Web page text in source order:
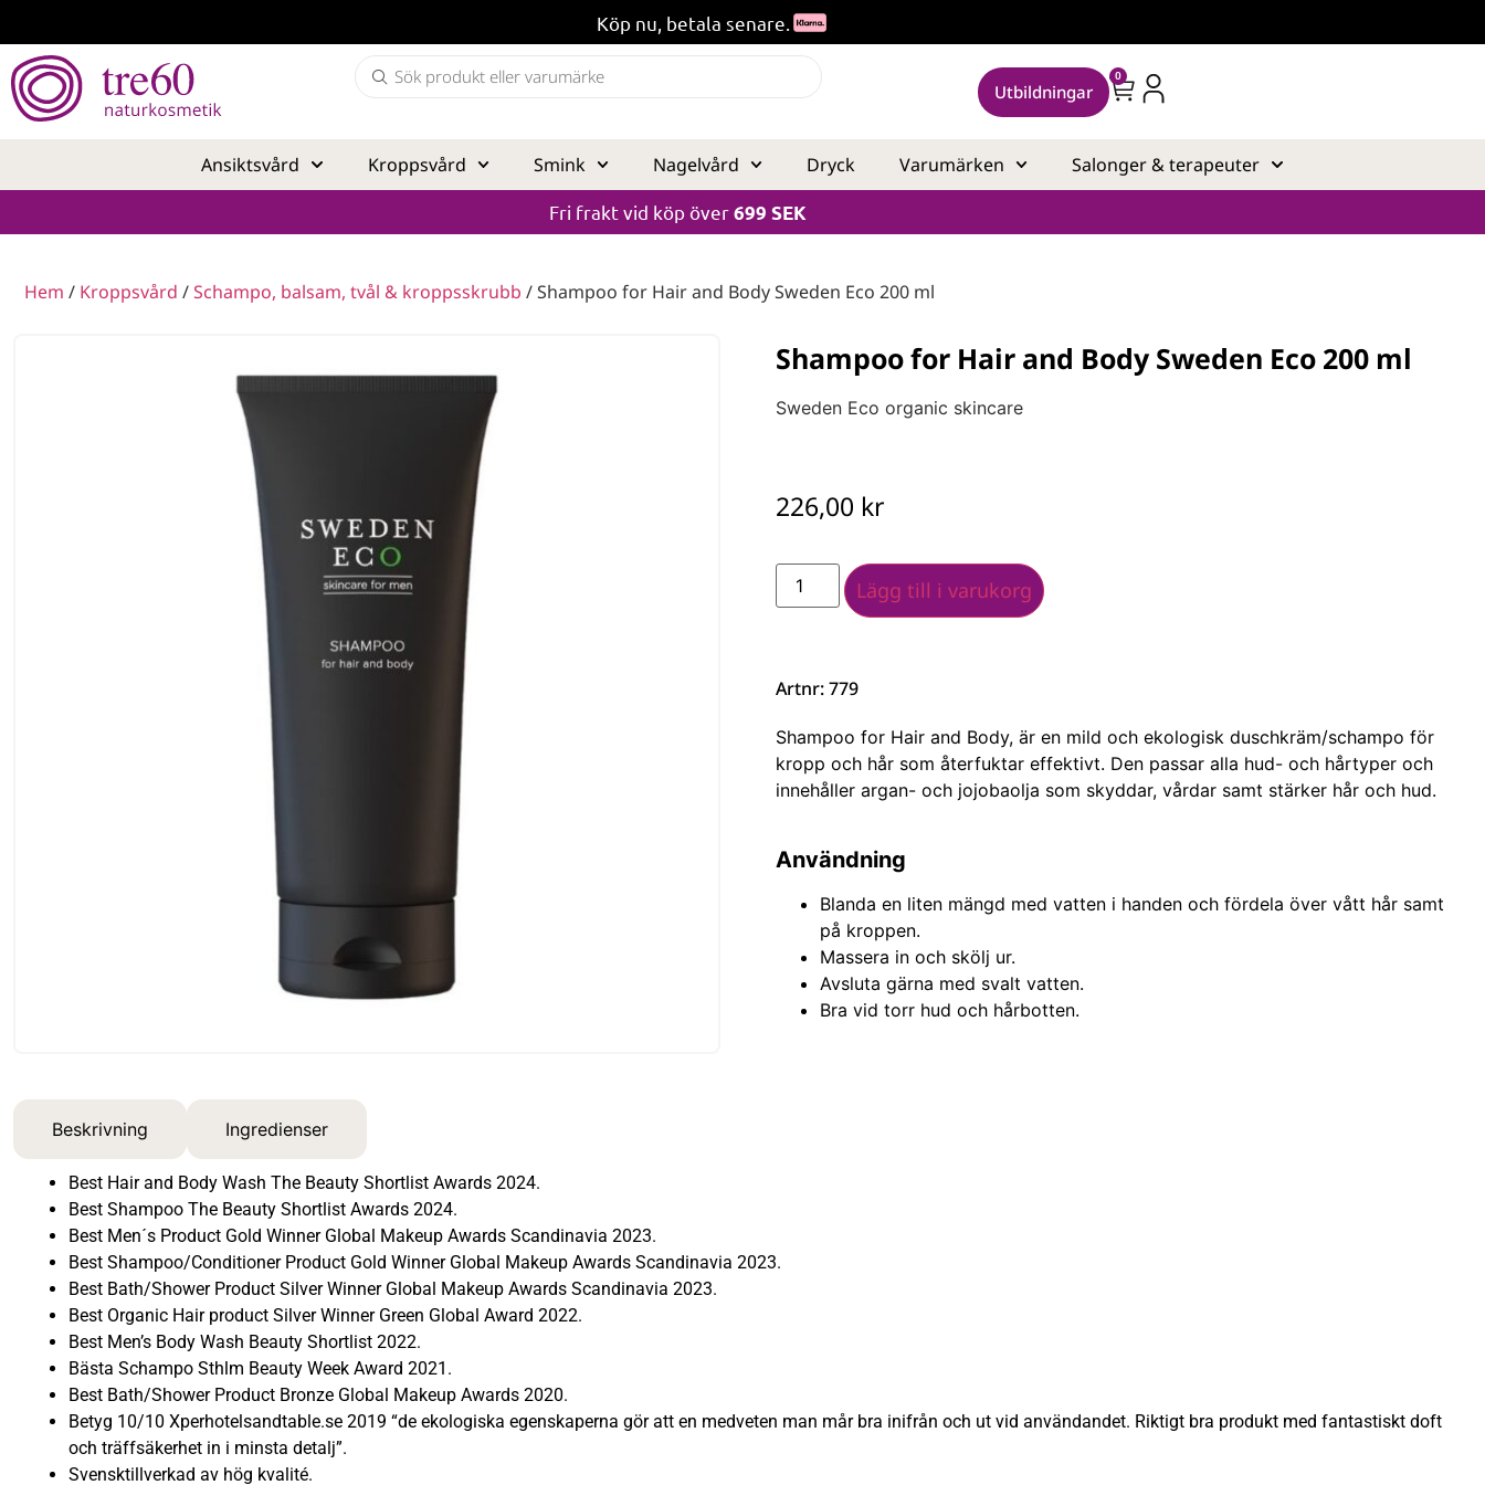
Köp nu, betala senare.
Utbildningar
0
Ansiktsvård Kroppsvård Smink Nagelvård Dryck Varumärken Salonger & terapeuter
Fri frakt vid köp över699 SEK
Hem / Kroppsvård /Schampo, balsam, tvål & kroppsskrubb / Shampoo for Hair and Body Sweden Eco 200 ml
Shampoo for Hair and Body Sweden Eco 200 ml
Sweden Eco organic skincare
226,00 kr
Lägg till i varukorg
Artnr: 779
Shampoo for Hair and Body, är en mild och ekologisk duschkräm/schampo för
kropp och hår som återfuktar effektivt. Den passar alla hud- och hårtyper och
innehåller argan- och jojobaolja som skyddar, vårdar samt stärker hår och hud.
Användning
Blanda en liten mängd med vatten i handen och fördela över vått hår samt
på kroppen.
Massera in och skölj ur.
Avsluta gärna med svalt vatten.
Bra vid torr hud och hårbotten.
Beskrivning Ingredienser
Best Hair and Body Wash The Beauty Shortlist Awards 2024.
Best Shampoo The Beauty Shortlist Awards 2024.
Best Men´s Product Gold Winner Global Makeup Awards Scandinavia 2023.
Best Shampoo/Conditioner Product Gold Winner Global Makeup Awards Scandinavia 2023.
Best Bath/Shower Product Silver Winner Global Makeup Awards Scandinavia 2023.
Best Organic Hair product Silver Winner Green Global Award 2022.
Best Men’s Body Wash Beauty Shortlist 2022.
Bästa Schampo Sthlm Beauty Week Award 2021.
Best Bath/Shower Product Bronze Global Makeup Awards 2020.
Betyg 10/10 Xperhotelsandtable.se 2019 “de ekologiska egenskaperna gör att en medveten man mår bra inifrån och ut vid användandet. Riktigt bra produkt med fantastiskt doft
och träffsäkerhet in i minsta detalj”.
Svensktillverkad av hög kvalité.